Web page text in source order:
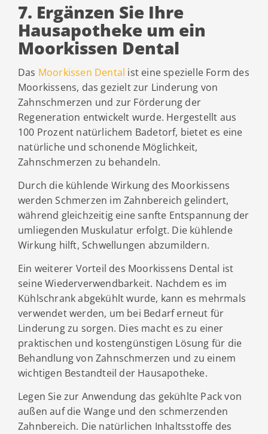
7. Ergänzen Sie Ihre
Hausapotheke um ein
Moorkissen Dental
Das Moorkissen Dental ist eine spezielle Form des
Moorkissens, das gezielt zur Linderung von
Zahnschmerzen und zur Förderung der
Regeneration entwickelt wurde. Hergestellt aus
100 Prozent natürlichem Badetorf, bietet es eine
natürliche und schonende Möglichkeit,
Zahnschmerzen zu behandeln.
Durch die kühlende Wirkung des Moorkissens
werden Schmerzen im Zahnbereich gelindert,
während gleichzeitig eine sanfte Entspannung der
umliegenden Muskulatur erfolgt. Die kühlende
Wirkung hilft, Schwellungen abzumildern.
Ein weiterer Vorteil des Moorkissens Dental ist
seine Wiederverwendbarkeit. Nachdem es im
Kühlschrank abgekühlt wurde, kann es mehrmals
verwendet werden, um bei Bedarf erneut für
Linderung zu sorgen. Dies macht es zu einer
praktischen und kostengünstigen Lösung für die
Behandlung von Zahnschmerzen und zu einem
wichtigen Bestandteil der Hausapotheke.
Legen Sie zur Anwendung das gekühlte Pack von
außen auf die Wange und den schmerzenden
Zahnbereich. Die natürlichen Inhaltsstoffe des